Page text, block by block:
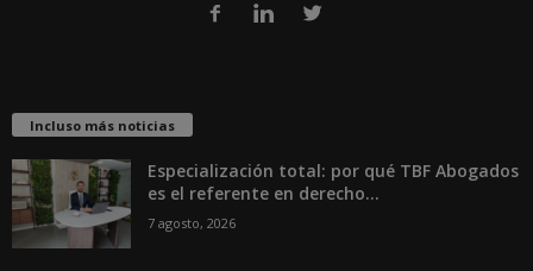
Incluso más noticias
Especialización total: por qué TBF Abogados
es el referente en derecho...
7 agosto, 2026